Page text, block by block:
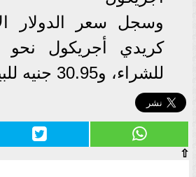
وسجل سعر الدولار
للشراء، و30.95 جنيه للبيع.
⇧